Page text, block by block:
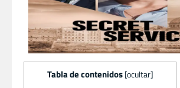
Tabla de contenidos [ocultar]